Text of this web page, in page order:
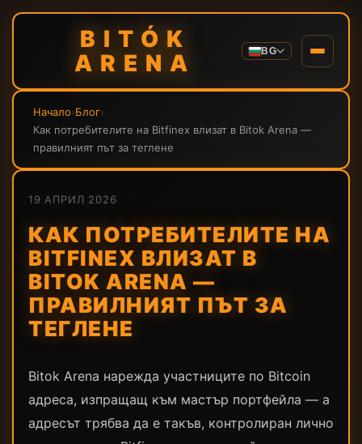
BITÓK
ARENA
BG
Начало›Блог›
Как потребителите на Bitfinex влизат в Bitok Arena —
правилният път за теглене
19 АПРИЛ 2026
КАК ПОТРЕБИТЕЛИТЕ НА
BITFINEX ВЛИЗАТ В
BITOK ARENA —
ПРАВИЛНИЯТ ПЪТ ЗА
ТЕГЛЕНЕ
Bitok Arena нарежда участниците по Bitcoin
адреса, изпращащ към мастър портфейла — а
адресът трябва да е такъв, контролиран лично